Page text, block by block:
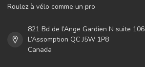
Roulez à vélo comme un pro
821 Bd de l’Ange Gardien N suite 106
L’Assomption QC J5W 1P8
Canada